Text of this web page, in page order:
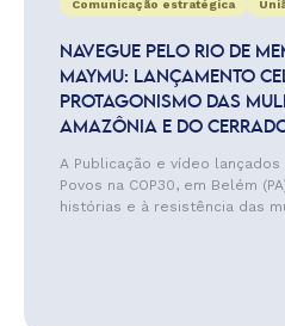
Comunicação estratégica
NAVEGUE PELO RIO DE
MAYMU: LANÇAMENTO
PROTAGONISMO DAS
AMAZÔNIA E DO
A Publicação e vídeo
Povos na COP30, em Belém
histórias e à resistência das